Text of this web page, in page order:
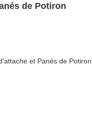
de Potiron